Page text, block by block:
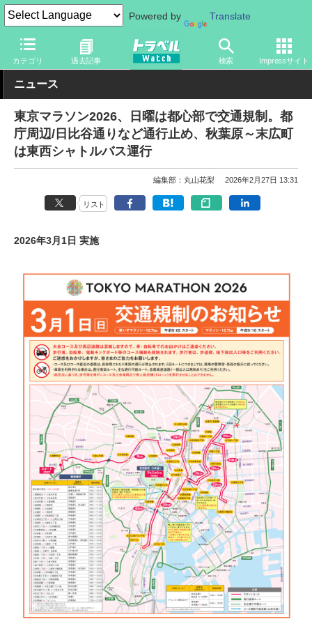
Powered by Translate
カテゴリ 過去記事 検索 Impressサイト
トラベル Watch 企業・政府・官庁 道路 一般道路
ニュース
東京マラソン2026、日曜は都心部で交通規制。都
庁周辺/日比谷通りなど通行止め、秋葉原～末広町
は東西シャトルバス運行
編集部：丸山花梨 2026年2月27日 13:31
リスト
2026年3月1日 実施